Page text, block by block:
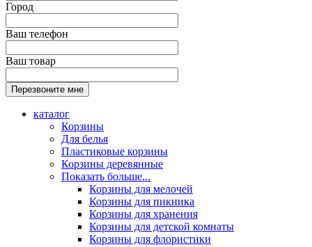
Город
Ваш телефон
Ваш товар
каталог
Корзины
Для белья
Пластиковые корзины
Корзины деревянные
Показать больше...
Корзины для мелочей
Корзины для пикника
Корзины для хранения
Корзины для детской комнаты
Корзины для флористики